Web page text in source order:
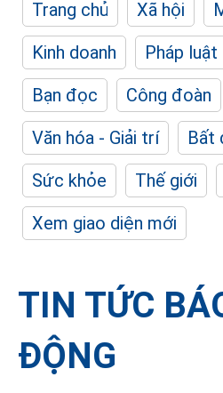
Trang chủ Xã hội
Kinh doanh
Pháp luật
Bạn đọc
Công đoàn
Văn hóa - Giải trí
Bất
Sức khỏe
Thế giới
Xem giao diện mới
TIN TỨC
ĐỘNG